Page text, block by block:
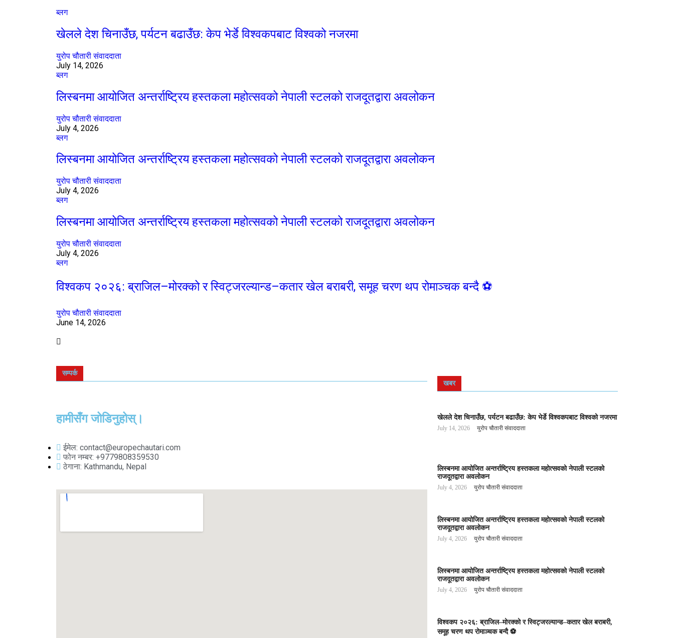
ब्लग
खेलले देश चिनाउँछ, पर्यटन बढाउँछ: केप भेर्डे विश्वकपबाट विश्वको नजरमा
युरोप चौतारी संवाददाता
July 14, 2026
ब्लग
लिस्बनमा आयोजित अन्तर्राष्ट्रिय हस्तकला महोत्सवको नेपाली स्टलको राजदूतद्वारा अवलोकन
युरोप चौतारी संवाददाता
July 4, 2026
ब्लग
लिस्बनमा आयोजित अन्तर्राष्ट्रिय हस्तकला महोत्सवको नेपाली स्टलको राजदूतद्वारा अवलोकन
युरोप चौतारी संवाददाता
July 4, 2026
ब्लग
लिस्बनमा आयोजित अन्तर्राष्ट्रिय हस्तकला महोत्सवको नेपाली स्टलको राजदूतद्वारा अवलोकन
युरोप चौतारी संवाददाता
July 4, 2026
ब्लग
विश्वकप २०२६: ब्राजिल–मोरक्को र स्विट्जरल्यान्ड–कतार खेल बराबरी, समूह चरण थप रोमाञ्चक बन्दै ⚽️
युरोप चौतारी संवाददाता
June 14, 2026
सम्पर्क
हामीसँग जोडिनुहोस्।
ईमेल: contact@europechautari.com
फोन नम्बर: +9779808359530
ठेगाना: Kathmandu, Nepal
खबर
खेलले देश चिनाउँछ, पर्यटन बढाउँछ: केप भेर्डे विश्वकपबाट विश्वको नजरमा
July 14, 2026 युरोप चौतारी संवाददाता
लिस्बनमा आयोजित अन्तर्राष्ट्रिय हस्तकला महोत्सवको नेपाली स्टलको
राजदूतद्वारा अवलोकन
July 4, 2026 युरोप चौतारी संवाददाता
लिस्बनमा आयोजित अन्तर्राष्ट्रिय हस्तकला महोत्सवको नेपाली स्टलको
राजदूतद्वारा अवलोकन
July 4, 2026 युरोप चौतारी संवाददाता
लिस्बनमा आयोजित अन्तर्राष्ट्रिय हस्तकला महोत्सवको नेपाली स्टलको
राजदूतद्वारा अवलोकन
July 4, 2026 युरोप चौतारी संवाददाता
विश्वकप २०२६: ब्राजिल–मोरक्को र स्विट्जरल्यान्ड–कतार खेल बराबरी,
समूह चरण थप रोमाञ्चक बन्दै ⚽️